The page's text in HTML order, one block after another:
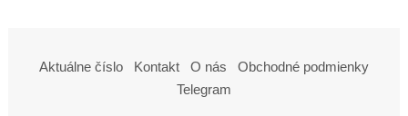
Aktuálne číslo Kontakt O nás
Obchodné podmienky
Telegram